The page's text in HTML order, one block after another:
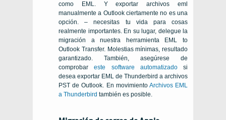
como EML. Y exportar archivos eml
manualmente a Outlook ciertamente no es una
opción. – necesitas tu vida para cosas
realmente importantes. En su lugar, delegue la
migración a nuestra herramienta EML to
Outlook Transfer. Molestias mínimas, resultado
garantizado. También, asegúrese de
comprobareste software automatizadosi
desea exportar EML de Thunderbird a archivos
PST de Outlook. En movimiento Archivos EML
a Thunderbird también es posible.